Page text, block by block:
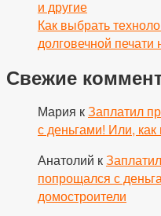
и другие
Как выбрать
долговечной
Свежие
Мария кЗаплатил
с деньгами! Или,
Анатолий к
попрощался с
домостроители